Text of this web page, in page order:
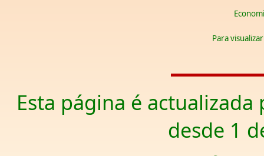
Para
Esta página é
desde 1